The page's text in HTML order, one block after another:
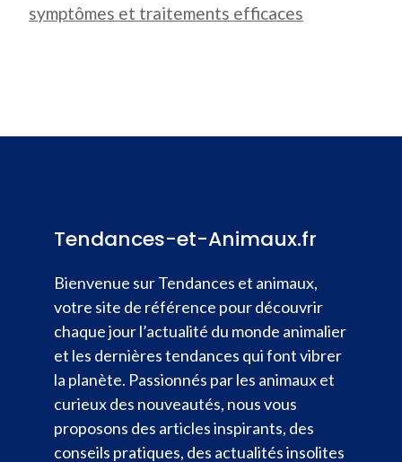
symptômes et traitements efficaces
Tendances-et-Animaux.fr
Bienvenue sur Tendances et animaux,
votre site de référence pour découvrir
chaque jour l’actualité du monde animalier
et les dernières tendances qui font vibrer
la planète. Passionnés par les animaux et
curieux des nouveautés, nous vous
proposons des articles inspirants, des
conseils pratiques, des actualités insolites